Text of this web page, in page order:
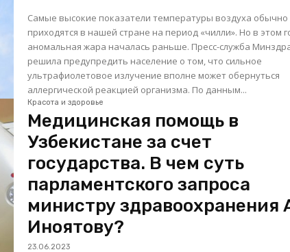
Самые высокие показатели температуры воздуха обычно
приходятся в нашей стране на период «чилли». Но в этом
аномальная жара началась раньше. Пресс-служба
решила предупредить население о том, что сильное
ультрафиолетовое излучение вполне может обернуться
аллергической реакцией организма. По данным...
Красота и здоровье
Медицинская помощь в
Узбекистане за счет
государства. В чем суть
парламентского запроса
министру здравоохранения
Иноятову?
23.06.2023